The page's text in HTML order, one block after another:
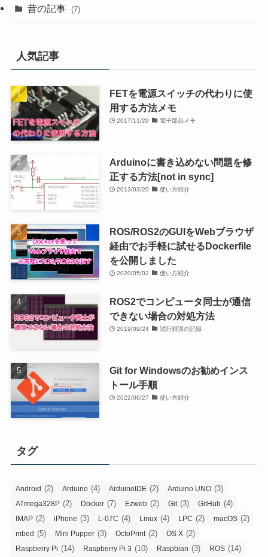
昔の記事 (7)
人気記事
FETを電源スイッチの代わりに使
用する方法メモ
2017/11/29 電子部品メモ
Arduinoに書き込めない問題を修
正する方法[not in sync]
2013/03/20 使い方紹介
ROS/ROS2のGUIをWebブラウザ
経由でお手軽に試せるDockerfile
を公開しました
2020/05/02 使い方紹介
ROS2でコンピュータ同士が通信
できない場合の対処方法
2019/09/24 試行錯誤の記録
Git for Windowsのお勧めインス
トール手順
2022/06/27 使い方紹介
タグ
Android (2) Arduino (4) ArduinoIDE (2) Arduino UNO (3)
ATmega328P (2) Docker (7) Ezweb (2) Git(3) GitHub (4)
IMAP (2) iPhone (3) L-07C (4) Linux (4) LPC (2) macOS (2)
mbed (5) Mini Pupper (3) OctoPrint(2) OS X (2)
Raspberry Pi (14) Raspberry Pi 3 (10) Raspbian (3) ROS (14)